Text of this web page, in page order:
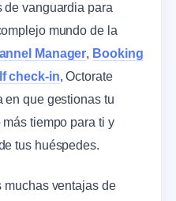
de vanguardia para
mundo de la
Manager, Booking
check-in, Octorate
en que gestionas tu
tiempo para ti y
tus huéspedes.
muchas ventajas de